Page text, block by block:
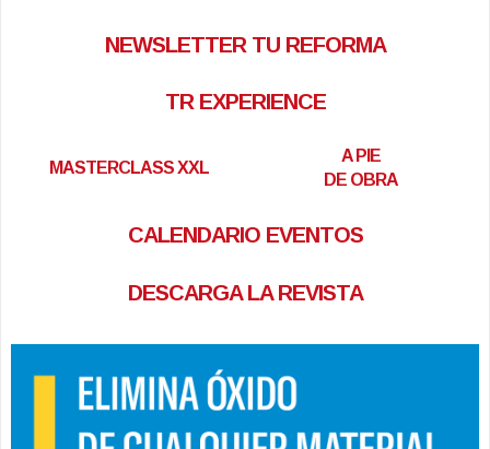
NEWSLETTER TU REFORMA
TR EXPERIENCE
MASTERCLASS XXL
A PIE
DE OBRA
CALENDARIO EVENTOS
DESCARGA LA REVISTA